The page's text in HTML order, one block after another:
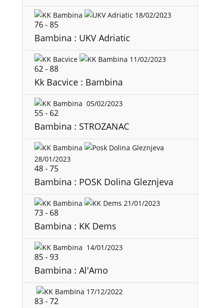
18/02/2023
76-85
Bambina : UKV Adriatic
11/02/2023
62-88
Kk Bacvice : Bambina
05/02/2023
55- 62
Bambina : STROZANAC
28/01/2023
48-75
Bambina : POSK Dolina Gleznjeva
21/01/2023
73- 68
Bambina : KK Dems
14/01/2023
85-93
Bambina : Al'Amo
17/12/2022
83-72